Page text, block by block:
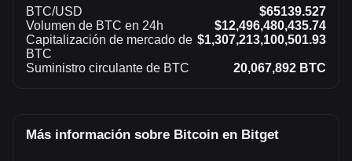
BTC/USD
$65139.527
Volumen de BTC en 24h
$12,496,480,435.74
Capitalización de mercado de
BTC
$1,307,213,100,501.93
Suministro circulante de BTC 20,067,892 BTC
Más información sobre Bitcoin en Bitget